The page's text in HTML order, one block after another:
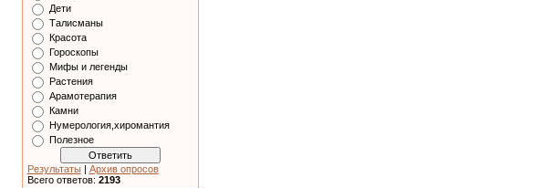
Дети
Талисманы
Красота
Гороскопы
Мифы и легенды
Растения
Арамотерапия
Камни
Нумерология,хиромантия
Полезное
Результаты| Архив опросов
Всего ответов: 2193